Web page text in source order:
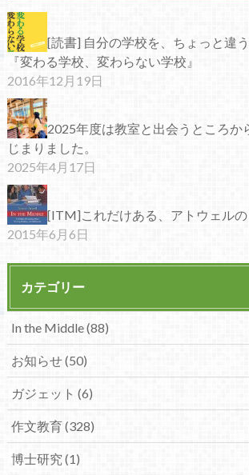
[読書] 自分の学校を、ちょっと違
『変わる学校、変わらない学校』
2016年12月19日
2025年度は教室と出会うところか
じまりました。
2025年4月17日
[ITM]これだけある、アトウェル
2015年6月6日
カテゴリー
In the Middle (88)
お知らせ (50)
ガジェット (6)
作文教育 (328)
博士研究 (1)